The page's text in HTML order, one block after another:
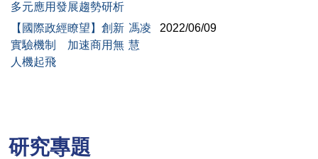
多元應用發展趨勢研析
【國際政經瞭望】創新
實驗機制 加速商用無
人機起飛
馮凌
慧
2022/06/09
研究專題